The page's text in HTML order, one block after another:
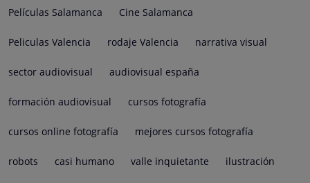
Películas Salamanca Cine Salamanca
Peliculas Valencia rodaje Valencia narrativa visual
sector audiovisual audiovisual españa
formación audiovisual cursos fotografía
cursos online fotografía mejores cursos fotografía
robots casi humano valle inquietante ilustración